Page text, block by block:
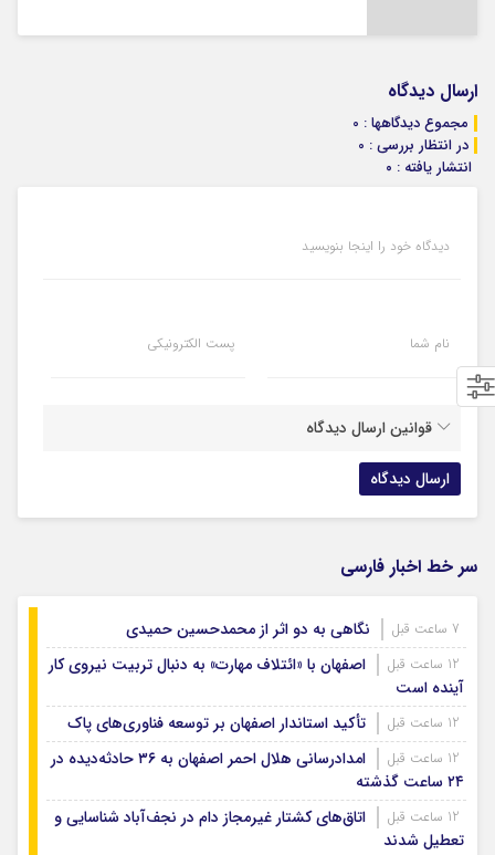
ارسال دیدگاه
مجموع دیدگاهها : 0
در انتظار بررسی : 0
انتشار یافته : ۰
دیدگاه خود را اینجا بنویسید
نام شما پست الکترونیکی
قوانین ارسال دیدگاه
سر خط اخبار فارسی
نگاهی به دو اثر از محمدحسین حمیدی
اصفهان با «ائتلاف مهارت» به دنبال تربیت نیروی کار
آینده است
تأکید استاندار اصفهان بر توسعه فناوری‌های پاک
امدادرسانی هلال احمر اصفهان به ۳۶ حادثه‌دیده در
۲۴ ساعت گذشته
اتاق‌های کشتار غیرمجاز دام در نجف‌آباد شناسایی و
تعطیل شدند